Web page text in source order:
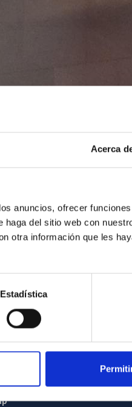
Acerca
anuncios, ofrecer
del sitio web con
otra información que les
Estadística